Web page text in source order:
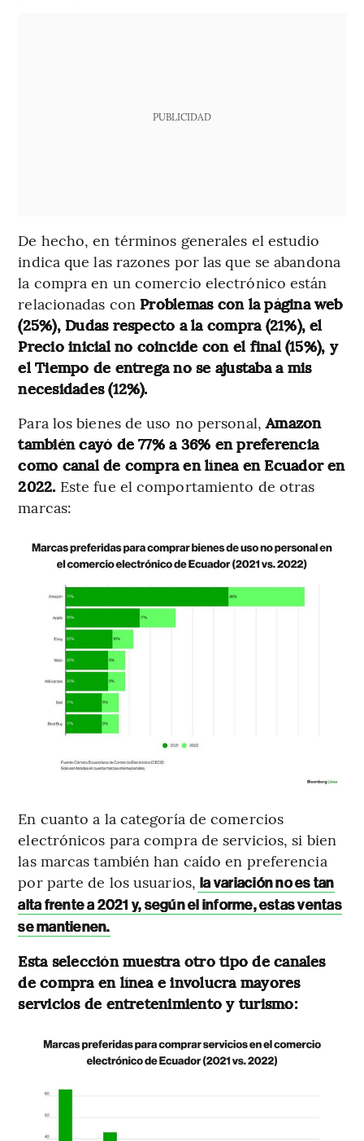
PUBLICIDAD
De hecho, en términos generales el estudio
indica que las razones por las que se abandona
la compra en un comercio electrónico están
relacionadas con Problemas con la página web
(25%), Dudas respecto a la compra (21%), el
Precio inicial no coincide con el final (15%), y
el Tiempo de entrega no se ajustaba a mis
necesidades (12%).
Para los bienes de uso no personal, Amazon
también cayó de 77% a 36% en preferencia
como canal de compra en línea en Ecuador en
2022. Este fue el comportamiento de otras
marcas:
En cuanto a la categoría de comercios
electrónicos para compra de servicios, si bien
las marcas también han caído en preferencia
por parte de los usuarios, la variación no es tan
alta frente a 2021 y, según el informe, estas ventas
se mantienen.
Esta selección muestra otro tipo de canales
de compra en línea e involucra mayores
servicios de entretenimiento y turismo: